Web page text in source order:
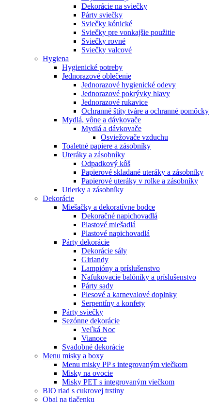
Dekorácie na sviečky
Párty sviečky
Sviečky kónické
Sviečky pre vonkajšie použitie
Sviečky rovné
Sviečky valcové
Hygiena
Hygienické potreby
Jednorazové oblečenie
Jednorazové hygienické odevy
Jednorazové pokrývky hlavy
Jednorazové rukavice
Ochranné štíty tváre a ochranné pomôcky
Mydlá, vône a dávkovače
Mydlá a dávkovače
Osviežovače vzduchu
Toaletné papiere a zásobníky
Uteráky a zásobníky
Odpadkový kôš
Papierové skladané uteráky a zásobníky
Papierové uteráky v rolke a zásobníky
Utierky a zásobníky
Dekorácie
Miešačky a dekoratívne bodce
Dekoračné napichovadlá
Plastové miešadlá
Plastové napichovadlá
Párty dekorácie
Dekorácie sály
Girlandy
Lampióny a príslušenstvo
Nafukovacie balóniky a príslušenstvo
Párty sady
Plesové a karnevalové doplnky
Serpentíny a konfety
Párty sviečky
Sezónne dekorácie
Veľká Noc
Vianoce
Svadobné dekorácie
Menu misky a boxy
Menu misky PP s integrovaným viečkom
Misky na ovocie
Misky PET s integrovaným viečkom
BIO riad s cukrovej trstiny
Obal na tlačenku